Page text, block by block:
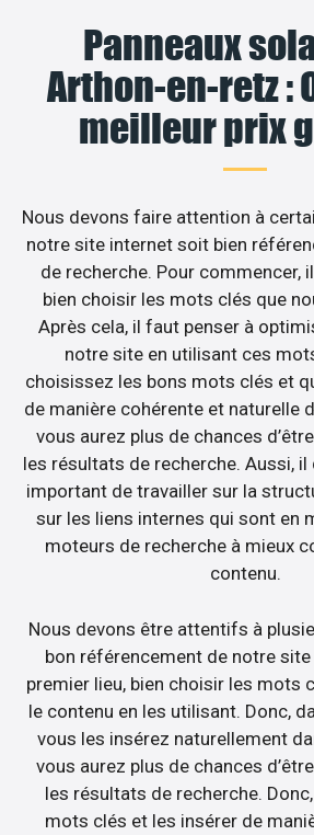
Panneaux
Arthon-en-retz :
meilleur prix
Nous devons faire attention à
notre site internet soit bien
de recherche. Pour commencer,
bien choisir les mots clés que
Après cela, il faut penser à
notre site en utilisant ces
choisissez les bons mots clés et
de manière cohérente et naturelle
vous aurez plus de chances
les résultats de recherche. Aussi,
important de travailler sur la
sur les liens internes qui sont en
moteurs de recherche à mieux
contenu.
Nous devons être attentifs à
bon référencement de notre
premier lieu, bien choisir les mots
le contenu en les utilisant. Donc,
vous les insérez naturellement
vous aurez plus de chances
les résultats de recherche.
mots clés et les insérer de